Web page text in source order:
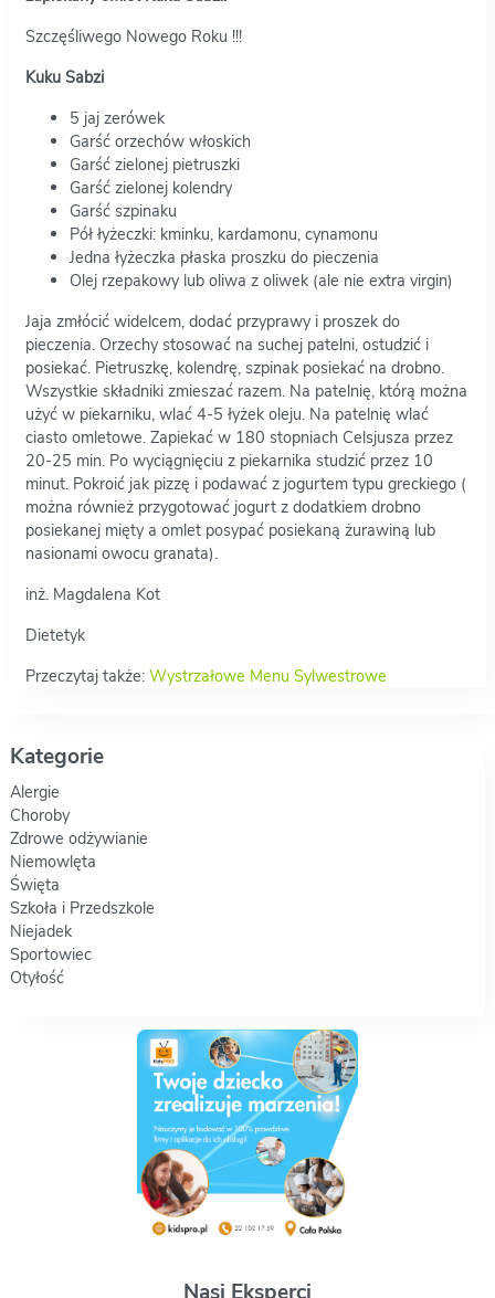
Szczęśliwego Nowego Roku !!!
Kuku Sabzi
5 jaj zerówek
Garść orzechów włoskich
Garść zielonej pietruszki
Garść zielonej kolendry
Garść szpinaku
Pół łyżeczki: kminku, kardamonu, cynamonu
Jedna łyżeczka płaska proszku do pieczenia
Olej rzepakowy lub oliwa z oliwek (ale nie extra virgin)
Jaja zmłócić widelcem, dodać przyprawy i proszek do
pieczenia. Orzechy stosować na suchej patelni, ostudzić i
posiekać. Pietruszkę, kolendrę, szpinak posiekać na drobno.
Wszystkie składniki zmieszać razem. Na patelnię, którą można
użyć w piekarniku, wlać 4-5 łyżek oleju. Na patelnię wlać
ciasto omletowe. Zapiekać w 180 stopniach Celsjusza przez
20-25 min. Po wyciągnięciu z piekarnika studzić przez 10
minut. Pokroić jak pizzę i podawać z jogurtem typu greckiego (
można również przygotować jogurt z dodatkiem drobno
posiekanej mięty a omlet posypać posiekaną żurawiną lub
nasionami owocu granata).
inż. Magdalena Kot
Dietetyk
Przeczytaj także: Wystrzałowe Menu Sylwestrowe
Kategorie
Alergie
Choroby
Zdrowe odżywianie
Niemowlęta
Święta
Szkoła i Przedszkole
Niejadek
Sportowiec
Otyłość
Nasi Eksperci